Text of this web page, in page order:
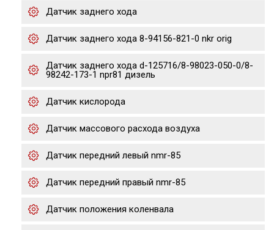
Датчик заднего хода
Датчик заднего хода 8-94156-821-0 nkr orig
Датчик заднего хода d-125716/8-98023-050-0/8-
98242-173-1 npr81 дизель
Датчик кислорода
Датчик массового расхода воздуха
Датчик передний левый nmr-85
Датчик передний правый nmr-85
Датчик положения коленвала